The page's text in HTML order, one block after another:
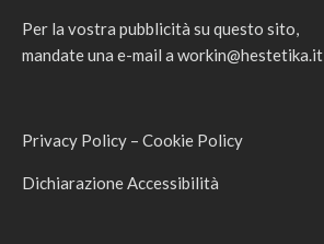
Per la vostra pubblicità su questo sito,
mandate una e-mail a workin@hestetika.it
Privacy Policy – Cookie Policy
Dichiarazione Accessibilità